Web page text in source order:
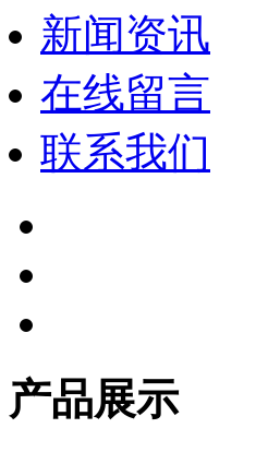
新闻资讯
在线留言
联系我们
产品展示